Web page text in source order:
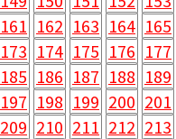
161 162 163 164 165
173 174 175 176 177
185 186 187 188 189
197 198 199 200 201
209 210 211 212 213